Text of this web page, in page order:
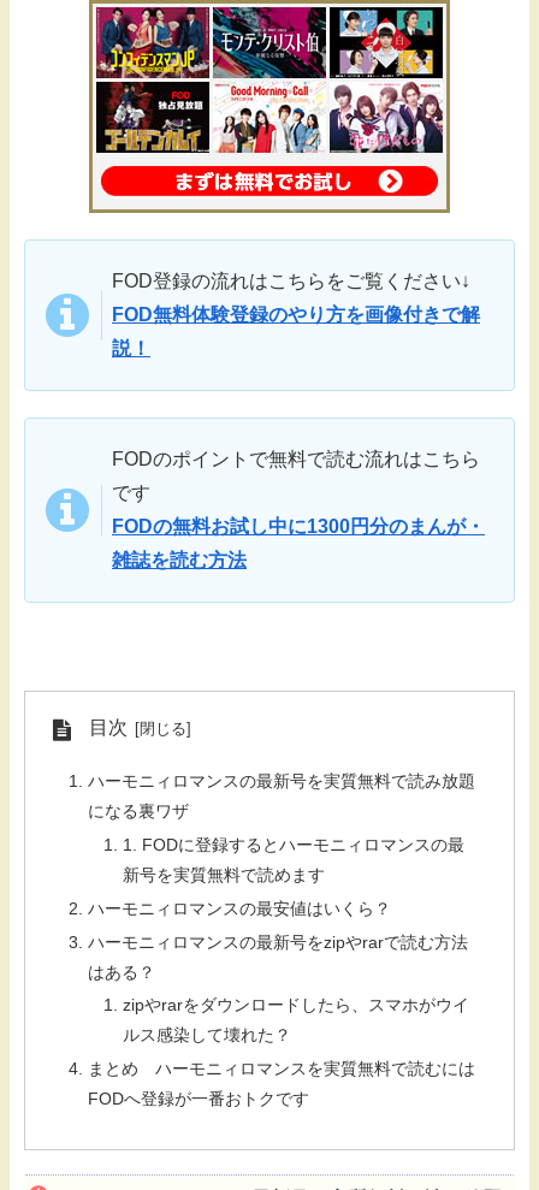
FOD登録の流れはこちらをご覧ください↓
FOD無料体験登録のやり方を画像付きで解
説！
FODのポイントで無料で読む流れはこちら
です
FODの無料お試し中に1300円分のまんが・
雑誌を読む方法
目次
ハーモニィロマンスの最新号を実質無料で読み放題
になる裏ワザ
1. FODに登録するとハーモニィロマンスの最
新号を実質無料で読めます
ハーモニィロマンスの最安値はいくら？
ハーモニィロマンスの最新号をzipやrarで読む方法
はある？
zipやrarをダウンロードしたら、スマホがウイ
ルス感染して壊れた？
まとめ ハーモニィロマンスを実質無料で読むには
FODへ登録が一番おトクです